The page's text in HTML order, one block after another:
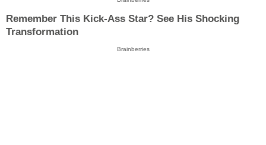
Remember This Kick-Ass Star? See His Shocking
Transformation
Brainberries